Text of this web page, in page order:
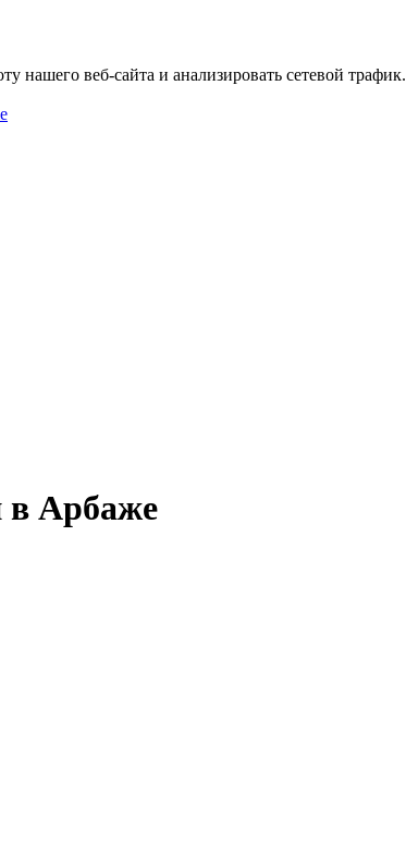
нашего веб-сайта и анализировать сетевой трафик.
в Арбаже